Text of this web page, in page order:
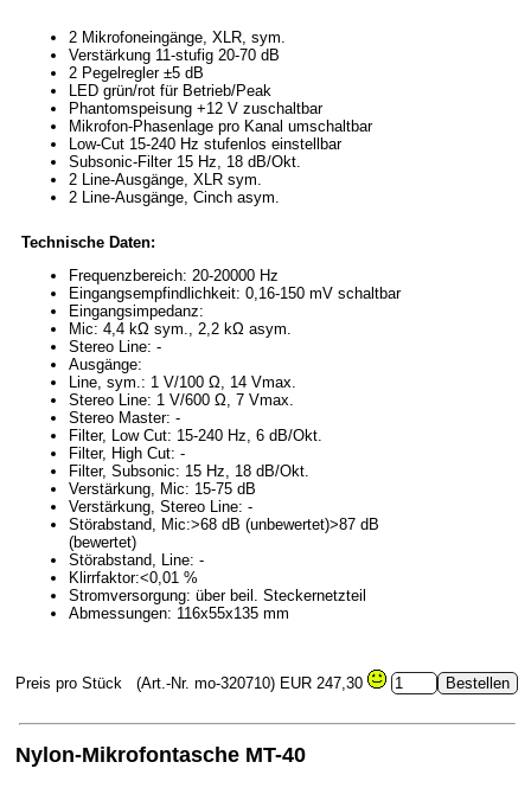
2 Mikrofoneingänge, XLR, sym.
Verstärkung 11-stufig 20-70 dB
2 Pegelregler ±5 dB
LED grün/rot für Betrieb/Peak
Phantomspeisung +12 V zuschaltbar
Mikrofon-Phasenlage pro Kanal umschaltbar
Low-Cut 15-240 Hz stufenlos einstellbar
Subsonic-Filter 15 Hz, 18 dB/Okt.
2 Line-Ausgänge, XLR sym.
2 Line-Ausgänge, Cinch asym.
Technische Daten:
Frequenzbereich: 20-20000 Hz
Eingangsempfindlichkeit: 0,16-150 mV schaltbar
Eingangsimpedanz:
Mic: 4,4 kΩ sym., 2,2 kΩ asym.
Stereo Line: -
Ausgänge:
Line, sym.: 1 V/100 Ω, 14 Vmax.
Stereo Line: 1 V/600 Ω, 7 Vmax.
Stereo Master: -
Filter, Low Cut: 15-240 Hz, 6 dB/Okt.
Filter, High Cut: -
Filter, Subsonic: 15 Hz, 18 dB/Okt.
Verstärkung, Mic: 15-75 dB
Verstärkung, Stereo Line: -
Störabstand, Mic:>68 dB (unbewertet)>87 dB
(bewertet)
Störabstand, Line: -
Klirrfaktor:<0,01 %
Stromversorgung: über beil. Steckernetzteil
Abmessungen: 116x55x135 mm
Preis pro Stück (Art.-Nr. mo-320710) EUR 247,30
Nylon-Mikrofontasche MT-40